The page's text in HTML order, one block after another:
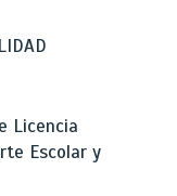
Licencia
Escolar y